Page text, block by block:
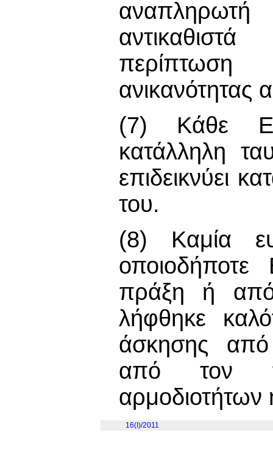
αναπληρωτή
ανικανότητας
(7) Κάθε
κατάλληλη
επιδεικνύει
του.
(8) Καμία
οποιοδήποτε
πράξη ή
λήφθηκε
άσκησης
από τον
16(I)/2011